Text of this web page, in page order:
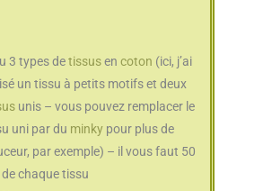
3 types detissusencoton (ici, j’ai
un tissu à petits motifs et deux
unis – vous pouvez remplacer le
uni par du minky pour plus de
par exemple) – il vous faut 50
chaque tissu